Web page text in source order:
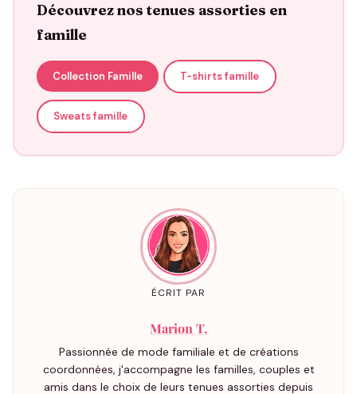
Découvrez nos tenues assorties en
famille
Collection Famille T-shirts famille
Sweats famille
ÉCRIT PAR
Marion T.
Passionnée de mode familiale et de créations
coordonnées, j'accompagne les familles, couples et
amis dans le choix de leurs tenues assorties depuis